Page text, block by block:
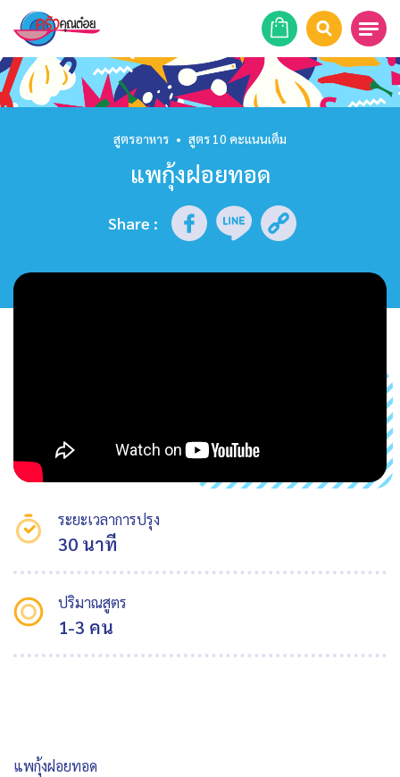
หน้าแรก
รายการย้อนหลัง
สูตรอาหาร • สูตร 10 คะแนนเต็ม
แพกุ้งฝอยทอด
Share :
ระยะเวลาการปรุง
30 นาที
ปริมาณสูตร
1-3 คน
แพกุ้งฝอยทอด